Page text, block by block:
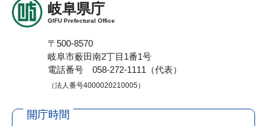
岐阜県庁
GIFU Prefectural Office
〒500-8570
岐阜市薮田南2丁目1番1号
電話番号 058-272-1111（代表）
（法人番号4000020210005）
開庁時間